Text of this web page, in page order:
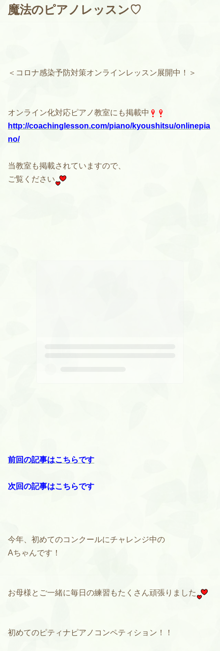
魔法のピアノレッスン♡
＜コロナ感染予防対策オンラインレッスン展開中！＞
オンライン化対応ピアノ教室にも掲載中
http://coachinglesson.com/piano/kyoushitsu/onlinepia
no/
当教室も掲載されていますので、
ご覧ください
前回の記事はこちらです
次回の記事はこちらです
今年、初めてのコンクールにチャレンジ中の
Aちゃんです！
お母様とご一緒に毎日の練習もたくさん頑張りました
初めてのピティナピアノコンペティション！！